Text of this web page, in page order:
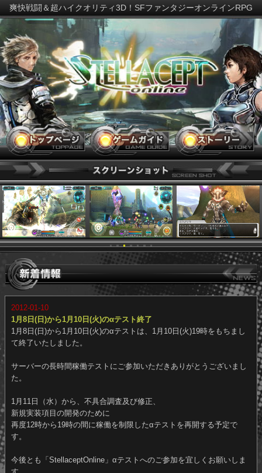
爽快戦闘＆超ハイクオリティ3D！SFファンタジーオンライン
2012-01-10
1月8日(日)から1月10日(火)のαテスト終了
1月8日(日)から1月10日(火)のαテストは、1月10日(火)19時をもちま
て終了いたしました。
サーバーの長時間稼働テストにご参加いただきありがとうございま
た。
1月11日（水）から、不具合調査及び修正、
新規実装項目の開発のために
再度12時から19時の間に稼働を制限したαテストを再開する予定で
す。